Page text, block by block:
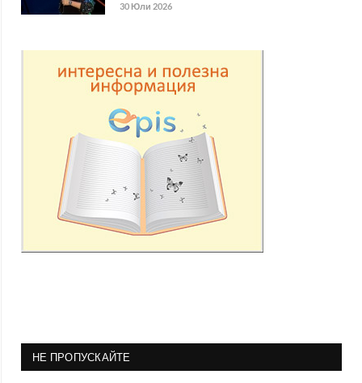
30 Юли 2026
НЕ ПРОПУСКАЙТЕ